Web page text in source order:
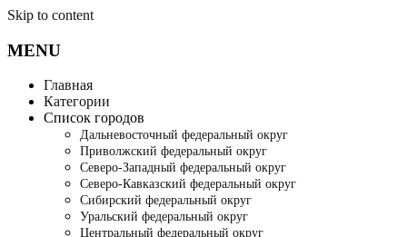
Skip to content
MENU
Главная
Категории
Список городов
Дальневосточный федеральный округ
Приволжский федеральный округ
Северо-Западный федеральный округ
Северо-Кавказский федеральный округ
Сибирский федеральный округ
Уральский федеральный округ
Центральный федеральный округ